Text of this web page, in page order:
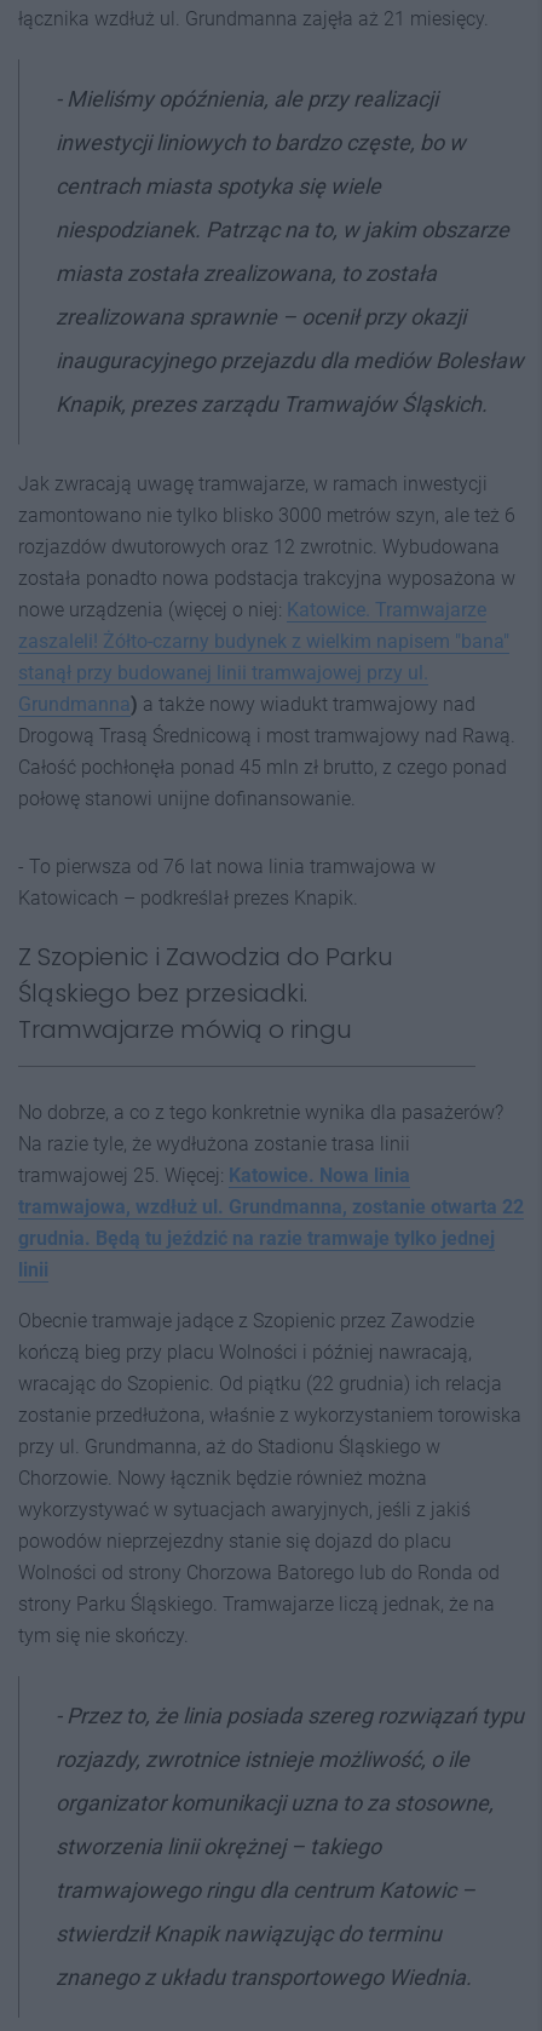
łącznika wzdłuż ul. Grundmanna zajęła aż 21 miesięcy.
- Mieliśmy opóźnienia, ale przy realizacji
inwestycji liniowych to bardzo częste, bo w
centrach miasta spotyka się wiele
niespodzianek. Patrząc na to, w jakim obszarze
miasta została zrealizowana, to została
zrealizowana sprawnie – ocenił przy okazji
inauguracyjnego przejazdu dla mediów Bolesław
Knapik, prezes zarządu Tramwajów Śląskich.
Jak zwracają uwagę tramwajarze, w ramach inwestycji
zamontowano nie tylko blisko 3000 metrów szyn, ale też 6
rozjazdów dwutorowych oraz 12 zwrotnic. Wybudowana
została ponadto nowa podstacja trakcyjna wyposażona w
nowe urządzenia (więcej o niej: Katowice. Tramwajarze
zaszaleli! Żółto-czarny budynek z wielkim napisem "bana"
stanął przy budowanej linii tramwajowej przy ul.
Grundmanna) a także nowy wiadukt tramwajowy nad
Drogową Trasą Średnicową i most tramwajowy nad Rawą.
Całość pochłonęła ponad 45 mln zł brutto, z czego ponad
połowę stanowi unijne dofinansowanie.
- To pierwsza od 76 lat nowa linia tramwajowa w
Katowicach – podkreślał prezes Knapik.
Z Szopienic i Zawodzia do Parku
Śląskiego bez przesiadki.
Tramwajarze mówią o ringu
No dobrze, a co z tego konkretnie wynika dla pasażerów?
Na razie tyle, że wydłużona zostanie trasa linii
tramwajowej 25. Więcej: Katowice. Nowa linia
tramwajowa, wzdłuż ul. Grundmanna, zostanie otwarta 22
grudnia. Będą tu jeździć na razie tramwaje tylko jednej
linii
Obecnie tramwaje jadące z Szopienic przez Zawodzie
kończą bieg przy placu Wolności i później nawracają,
wracając do Szopienic. Od piątku (22 grudnia) ich relacja
zostanie przedłużona, właśnie z wykorzystaniem torowiska
przy ul. Grundmanna, aż do Stadionu Śląskiego w
Chorzowie. Nowy łącznik będzie również można
wykorzystywać w sytuacjach awaryjnych, jeśli z jakiś
powodów nieprzejezdny stanie się dojazd do placu
Wolności od strony Chorzowa Batorego lub do Ronda od
strony Parku Śląskiego. Tramwajarze liczą jednak, że na
tym się nie skończy.
- Przez to, że linia posiada szereg rozwiązań typu
rozjazdy, zwrotnice istnieje możliwość, o ile
organizator komunikacji uzna to za stosowne,
stworzenia linii okrężnej – takiego
tramwajowego ringu dla centrum Katowic –
stwierdził Knapik nawiązując do terminu
znanego z układu transportowego Wiednia.